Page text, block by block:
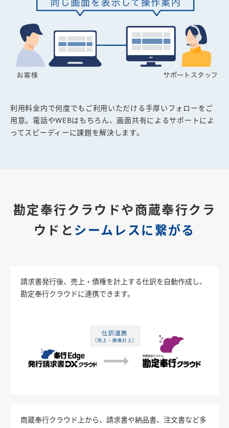
利用料金内で何度でもご利用いただける手厚いフォローをご
用意。電話やWEBはもちろん、画面共有によるサポートによ
ってスピーディーに課題を解決します。
勘定奉行クラウドや商蔵奉行クラ
ウドと シームレスに繋がる
請求書発行後、売上・債権を計上する仕訳を自動作成し、
勘定奉行クラウドに連携できます。
商蔵奉行クラウド上から、請求書や納品書、注文書など多